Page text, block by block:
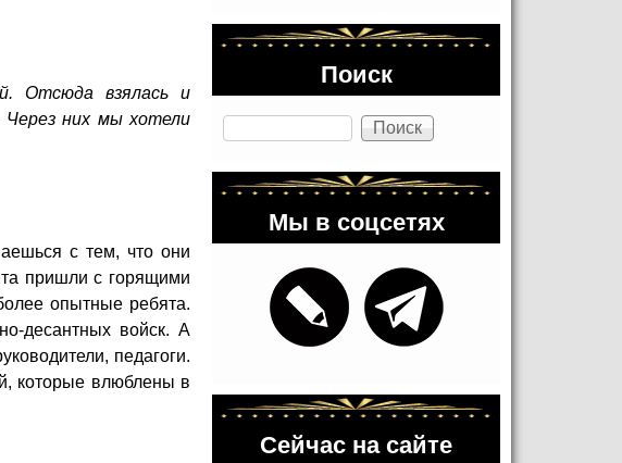
Отсюда взялась и
Через них мы хотели
с тем, что они
пришли с горящими
опытные ребята.
десантных войск. А
педагоги.
которые влюблены в
Поиск
Поиск
Мы в соцсетях
Сейчас на сайте